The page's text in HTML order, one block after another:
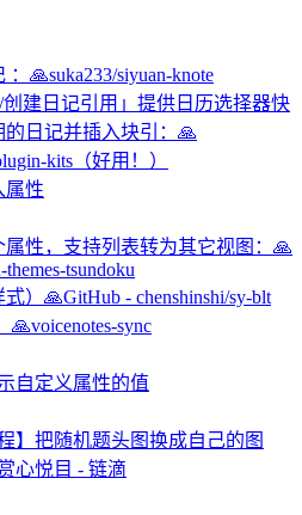
🙏suka233/siyuan-knote
创建日记引用」提供日历选择器快
日记并插入块引：🙏
kits（好用！）
属性
属性，支持列表转为其它视图：🙏
tsundoku
）🙏GitHub - chenshinshi/sy-blt
🙏voicenotes-sync
自定义属性的值
】把随机题头图换成自己的图
心悦目 - 链滴